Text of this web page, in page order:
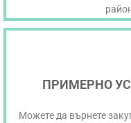
ПРИМЕРНО
Можете да върнете